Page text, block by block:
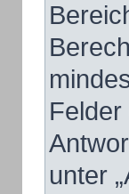
unter